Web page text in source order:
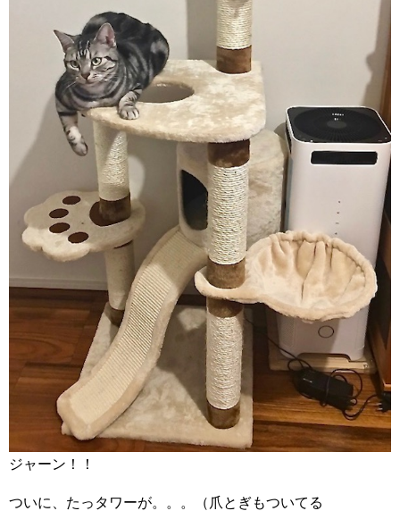
ジャーン！！
ついに、たっタワーが。。。（爪とぎもついてる